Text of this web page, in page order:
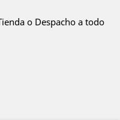
o Despacho a todo